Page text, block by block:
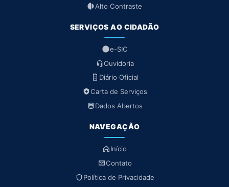
Alto Contraste
SERVIÇOS AO CIDADÃO
e-SIC
Ouvidoria
Diário Oficial
Carta de Serviços
Dados Abertos
NAVEGAÇÃO
Início
Contato
Política de Privacidade